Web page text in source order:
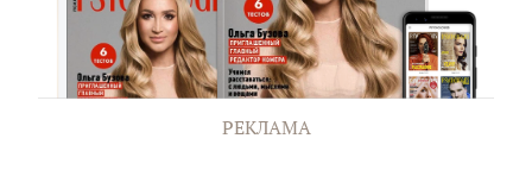
РЕКЛАМА